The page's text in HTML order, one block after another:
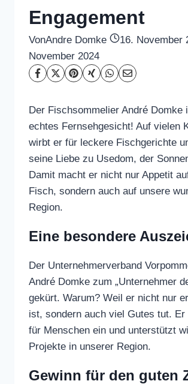
Engagement
VonAndre Domke 16. November
November 2024
Der Fischsommelier André Domke
echtes Fernsehgesicht! Auf vielen
wirbt er für leckere Fischgerichte
seine Liebe zu Usedom, der
Damit macht er nicht nur Appetit
Fisch, sondern auch auf unsere
Region.
Eine besondere
Der Unternehmerverband
André Domke zum „Unternehmer
gekürt. Warum? Weil er nicht nur
ist, sondern auch viel Gutes tut.
für Menschen ein und unterstützt
Projekte in unserer Region.
Gewinn für den guten